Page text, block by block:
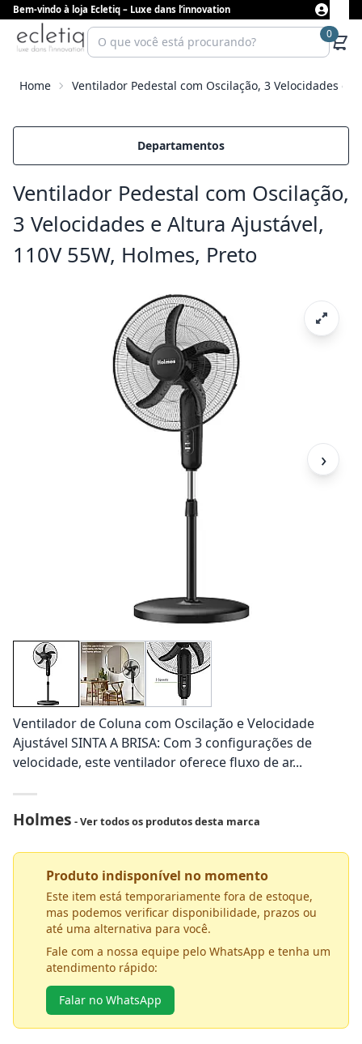
Bem-vindo à loja Ecletiq – Luxe dans l’innovation
0
Home Ventilador Pedestal com Oscilação, 3 Velocidades e
Departamentos
Ventilador Pedestal com Oscilação,
3 Velocidades e Altura Ajustável,
110V 55W, Holmes, Preto
›
Ventilador de Coluna com Oscilação e Velocidade
Ajustável SINTA A BRISA: Com 3 configurações de
velocidade, este ventilador oferece fluxo de ar...
Holmes - Ver todos os produtos desta marca
Produto indisponível no momento
Este item está temporariamente fora de estoque,
mas podemos verificar disponibilidade, prazos ou
até uma alternativa para você.
Fale com a nossa equipe pelo WhatsApp e tenha um
atendimento rápido:
Falar no WhatsApp